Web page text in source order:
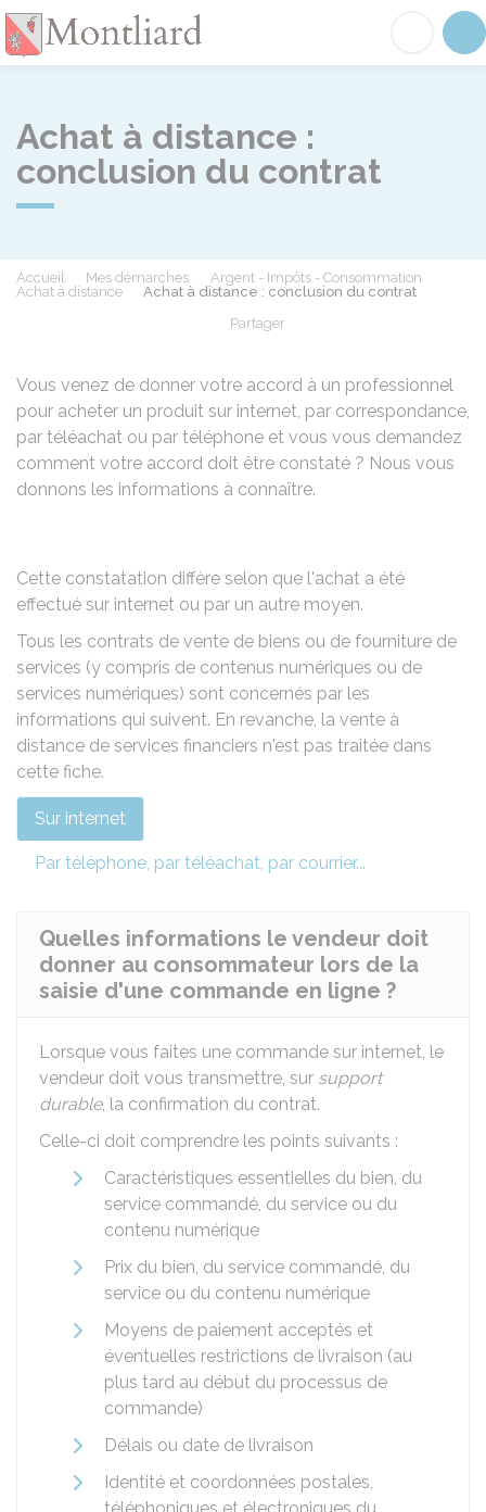
Achat à distance :
conclusion du contrat
Accueil Mes démarches
Argent - Impôts - Consommation
Achat à distance
Achat à distance : conclusion du contrat
Partager
Vous venez de donner votre accord à un professionnel
pour acheter un produit sur internet, par correspondance,
par téléachat ou par téléphone et vous vous demandez
comment votre accord doit être constaté ? Nous vous
donnons les informations à connaître.
Cette constatation diffère selon que l'achat a été
effectué sur internet ou par un autre moyen.
Tous les contrats de vente de biens ou de fourniture de
services (y compris de contenus numériques ou de
services numériques) sont concernés par les
informations qui suivent. En revanche, la vente à
distance de services financiers n'est pas traitée dans
cette fiche.
Sur internet
Par téléphone, par téléachat, par courrier...
Quelles informations le vendeur doit
donner au consommateur lors de la
saisie d'une commande en ligne ?
Lorsque vous faites une commande sur internet, le
vendeur doit vous transmettre, sur support
durable, la confirmation du contrat.
Celle-ci doit comprendre les points suivants :
Caractéristiques essentielles du bien, du
service commandé, du service ou du
contenu numérique
Prix du bien, du service commandé, du
service ou du contenu numérique
Moyens de paiement acceptés et
éventuelles restrictions de livraison (au
plus tard au début du processus de
commande)
Délais ou date de livraison
Identité et coordonnées postales,